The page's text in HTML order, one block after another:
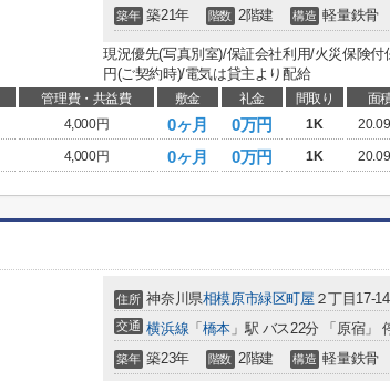
築年 築21年 階数 2階建 構造 軽量鉄骨
現況優先(写真別室)/保証会社利用/火災保険
円(ご契約時)/電気は貸主より配給
管理費・共益費 敷金 礼金 間取り 面
4,000円 0ヶ月 0万円 1K
4,000円 0ヶ月 0万円 1K
住所 神奈川県相模原市緑区町屋 ２丁目17-14
交通 横浜線 「 橋本 」駅 バス22分 「原宿」
築年 築23年 階数 2階建 構造 軽量鉄骨